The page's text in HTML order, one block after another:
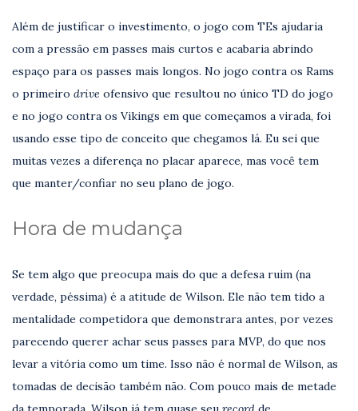
Além de justificar o investimento, o jogo com TEs ajudaria
com a pressão em passes mais curtos e acabaria abrindo
espaço para os passes mais longos. No jogo contra os Rams
o primeiro drive ofensivo que resultou no único TD do jogo
e no jogo contra os Vikings em que começamos a virada, foi
usando esse tipo de conceito que chegamos lá. Eu sei que
muitas vezes a diferença no placar aparece, mas você tem
que manter/confiar no seu plano de jogo.
Hora de mudança
Se tem algo que preocupa mais do que a defesa ruim (na
verdade, péssima) é a atitude de Wilson. Ele não tem tido a
mentalidade competidora que demonstrara antes, por vezes
parecendo querer achar seus passes para MVP, do que nos
levar a vitória como um time. Isso não é normal de Wilson, as
tomadas de decisão também não. Com pouco mais de metade